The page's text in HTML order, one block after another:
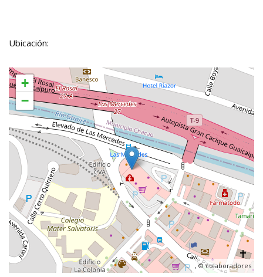
Ubicación:
+
−
, ©colaboradores